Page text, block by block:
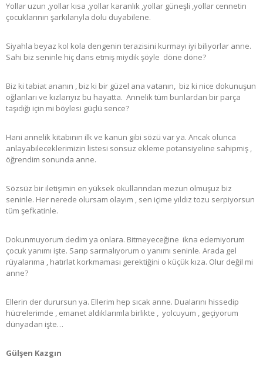
Yollar uzun ,yollar kısa ,yollar karanlık ,yollar güneşli ,yollar cennetin
çocuklarının şarkılarıyla dolu duyabilene.
Siyahla beyaz kol kola dengenin terazisini kurmayı iyi biliyorlar anne.
Sahi biz seninle hiç dans etmiş miydik şöyle döne döne?
Biz ki tabiat ananın , biz ki bir güzel ana vatanın, biz ki nice dokunuşun
oğlanları ve kızlarıyız bu hayatta. Annelik tüm bunlardan bir parça
taşıdığı için mi böylesi güçlü sence?
Hani annelik kitabının ilk ve kanun gibi sözü var ya. Ancak olunca
anlayabileceklerimizin listesi sonsuz ekleme potansiyeline sahipmiş ,
öğrendim sonunda anne.
Sözsüz bir iletişimin en yüksek okullarından mezun olmuşuz biz
seninle. Her nerede olursam olayım , sen içime yıldız tozu serpiyorsun
tüm şefkatinle.
Dokunmuyorum dedim ya onlara. Bitmeyeceğine ikna edemiyorum
çocuk yanımı işte. Sarıp sarmalıyorum o yanımı seninle. Arada gel
rüyalarıma , hatırlat korkmaması gerektiğini o küçük kıza. Olur değil mi
anne?
Ellerin der durursun ya. Ellerim hep sıcak anne. Dualarını hissedip
hücrelerimde , emanet aldıklarımla birlikte , yolcuyum , geçiyorum
dünyadan işte…
Gülşen Kazgın